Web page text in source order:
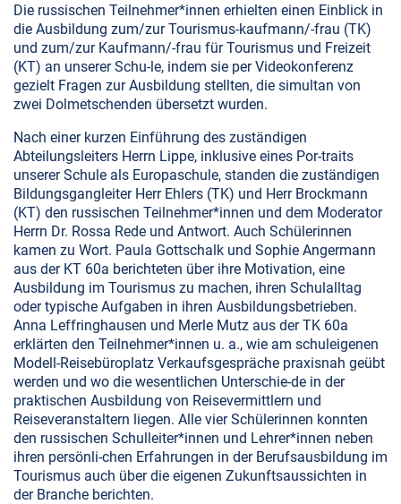
Die russischen Teilnehmer*innen erhielten einen Einblick in
die Ausbildung zum/zur Tourismus-kaufmann/-frau (TK)
und zum/zur Kaufmann/-frau für Tourismus und Freizeit
(KT) an unserer Schu-le, indem sie per Videokonferenz
gezielt Fragen zur Ausbildung stellten, die simultan von
zwei Dolmetschenden übersetzt wurden.
Nach einer kurzen Einführung des zuständigen
Abteilungsleiters Herrn Lippe, inklusive eines Por-traits
unserer Schule als Europaschule, standen die zuständigen
Bildungsgangleiter Herr Ehlers (TK) und Herr Brockmann
(KT) den russischen Teilnehmer*innen und dem Moderator
Herrn Dr. Rossa Rede und Antwort. Auch Schülerinnen
kamen zu Wort. Paula Gottschalk und Sophie Angermann
aus der KT 60a berichteten über ihre Motivation, eine
Ausbildung im Tourismus zu machen, ihren Schulalltag
oder typische Aufgaben in ihren Ausbildungsbetrieben.
Anna Leffringhausen und Merle Mutz aus der TK 60a
erklärten den Teilnehmer*innen u. a., wie am schuleigenen
Modell-Reisebüroplatz Verkaufsgespräche praxisnah geübt
werden und wo die wesentlichen Unterschie-de in der
praktischen Ausbildung von Reisevermittlern und
Reiseveranstaltern liegen. Alle vier Schülerinnen konnten
den russischen Schulleiter*innen und Lehrer*innen neben
ihren persönli-chen Erfahrungen in der Berufsausbildung im
Tourismus auch über die eigenen Zukunftsaussichten in
der Branche berichten.